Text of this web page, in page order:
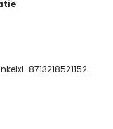
8713218521152